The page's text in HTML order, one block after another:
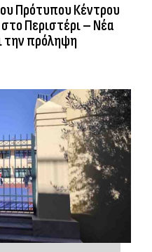
Πρότυπου Κέντρου
Περιστέρι – Νέα
την πρόληψη